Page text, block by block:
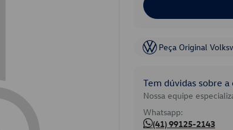
Peça Original
Tem dúvidas sobre
Nossa equipe
Whatsapp:
(41) 99125-2143